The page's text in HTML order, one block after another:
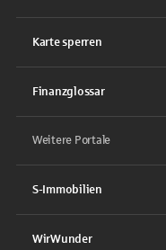
Karte sperren
Finanzglossar
Weitere Portale
S-Immobilien
WirWunder